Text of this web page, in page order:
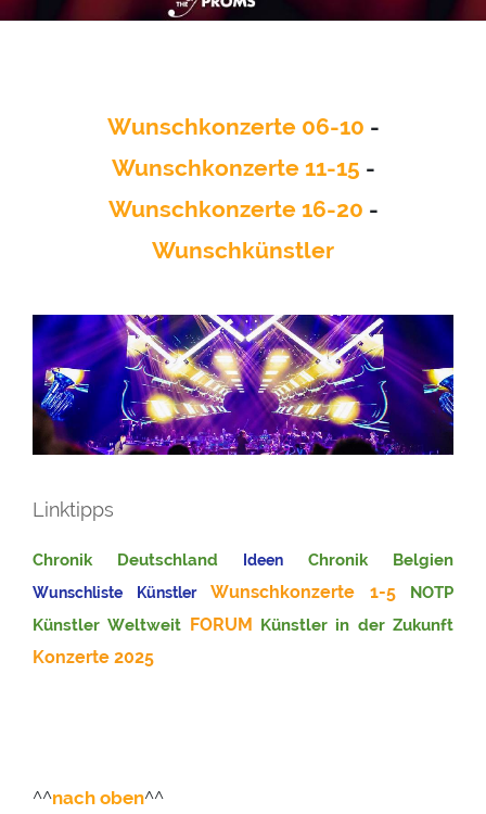
Wunschkonzerte 06-10 -
Wunschkonzerte 11-15 -
Wunschkonzerte 16-20 -
Wunschkünstler
Linktipps
Chronik Deutschland Ideen Chronik Belgien
Wunschliste Künstler Wunschkonzerte 1-5
NOTP
Künstler Weltweit
FORUM Künstler in der Zukunft
Konzerte 2025
^^nach oben^^